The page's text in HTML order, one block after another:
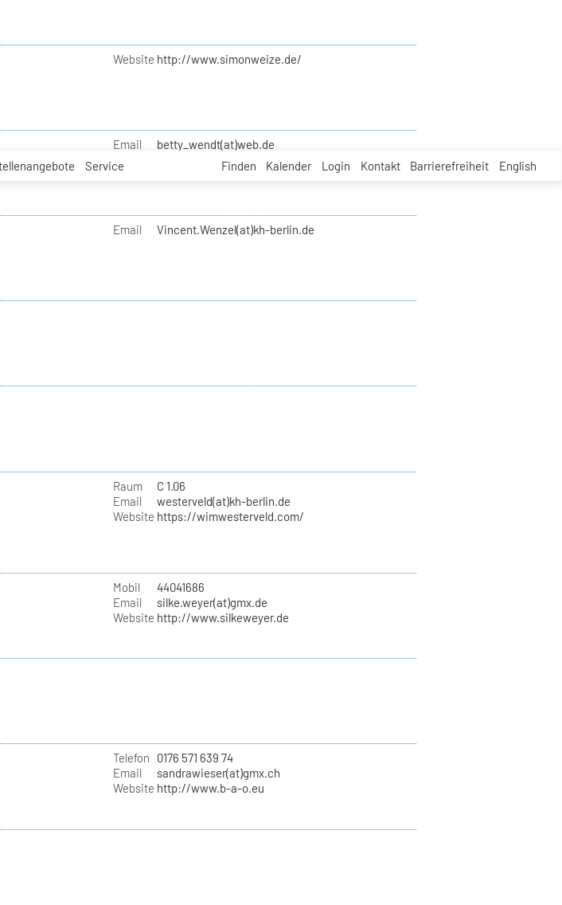
Service Finden Kalender Login Kontakt Barrierefreiheit English
Website http://www.simonweize.de/
Email betty_wendt(at)web.de
Email Vincent.Wenzel(at)kh-berlin.de
Raum
C 1.06
Email
westerveld(at)kh-berlin.de
Website https://wimwesterveld.com/
Mobil
44041686
Email
silke.weyer(at)gmx.de
Website http://www.silkeweyer.de
Telefon
0176 571 639 74
Email
sandrawieser(at)gmx.ch
Website http://www.b-a-o.eu